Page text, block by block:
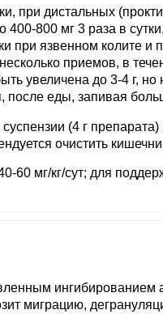
при дистальных
800 мг 3 раза в
при язвенном колите и
приемов, в
увеличена до 3-4 г,
после еды, запивая
(4 г
очистить
60 мг/кг/сут; для
ингибированием
миграцию,